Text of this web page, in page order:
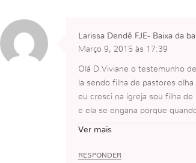
Larissa Dendê FJE- Baixa da
Março 9, 2015 às 17:39
Olá D.Viviane o testemunho
la sendo filha de pastores
eu cresci na igreja sou filha
e ela se engana porque
dentemente de serem
ema também é os pais por
Ver mais
RESPONDER